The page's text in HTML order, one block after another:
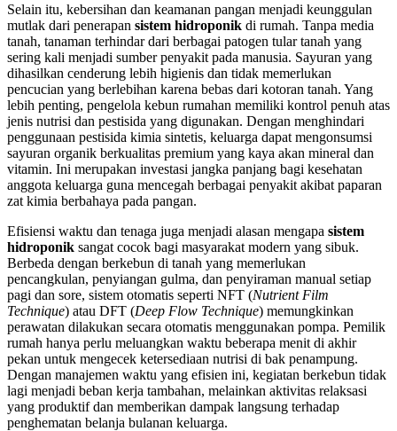
Selain itu, kebersihan dan keamanan pangan menjadi keunggulan
mutlak dari penerapan sistem hidroponik di rumah. Tanpa media
tanah, tanaman terhindar dari berbagai patogen tular tanah yang
sering kali menjadi sumber penyakit pada manusia. Sayuran yang
dihasilkan cenderung lebih higienis dan tidak memerlukan
pencucian yang berlebihan karena bebas dari kotoran tanah. Yang
lebih penting, pengelola kebun rumahan memiliki kontrol penuh atas
jenis nutrisi dan pestisida yang digunakan. Dengan menghindari
penggunaan pestisida kimia sintetis, keluarga dapat mengonsumsi
sayuran organik berkualitas premium yang kaya akan mineral dan
vitamin. Ini merupakan investasi jangka panjang bagi kesehatan
anggota keluarga guna mencegah berbagai penyakit akibat paparan
zat kimia berbahaya pada pangan.
Efisiensi waktu dan tenaga juga menjadi alasan mengapa sistem
hidroponik sangat cocok bagi masyarakat modern yang sibuk.
Berbeda dengan berkebun di tanah yang memerlukan
pencangkulan, penyiangan gulma, dan penyiraman manual setiap
pagi dan sore, sistem otomatis seperti NFT (Nutrient Film
Technique) atau DFT (Deep Flow Technique) memungkinkan
perawatan dilakukan secara otomatis menggunakan pompa. Pemilik
rumah hanya perlu meluangkan waktu beberapa menit di akhir
pekan untuk mengecek ketersediaan nutrisi di bak penampung.
Dengan manajemen waktu yang efisien ini, kegiatan berkebun tidak
lagi menjadi beban kerja tambahan, melainkan aktivitas relaksasi
yang produktif dan memberikan dampak langsung terhadap
penghematan belanja bulanan keluarga.